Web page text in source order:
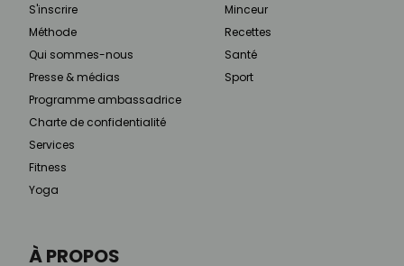
À PROPOS
S'inscrire
Méthode
Qui sommes-nous
Presse & médias
Programme ambassadrice
Charte de confidentialité
Services
Fitness
Yoga
Minceur
Recettes
Santé
Sport